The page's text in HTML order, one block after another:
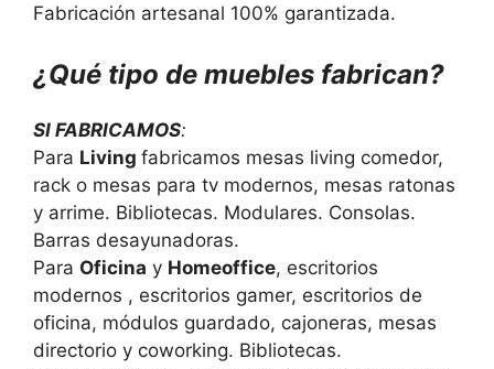
Fabricación artesanal 100% garantizada.
¿Qué tipo de muebles fabrican?
SI FABRICAMOS:
Para Living fabricamos mesas living comedor,
rack o mesas para tv modernos, mesas ratonas
y arrime. Bibliotecas. Modulares. Consolas.
Barras desayunadoras.
Para Oficina y Homeoffice, escritorios
modernos , escritorios gamer, escritorios de
oficina, módulos guardado, cajoneras, mesas
directorio y coworking. Bibliotecas.